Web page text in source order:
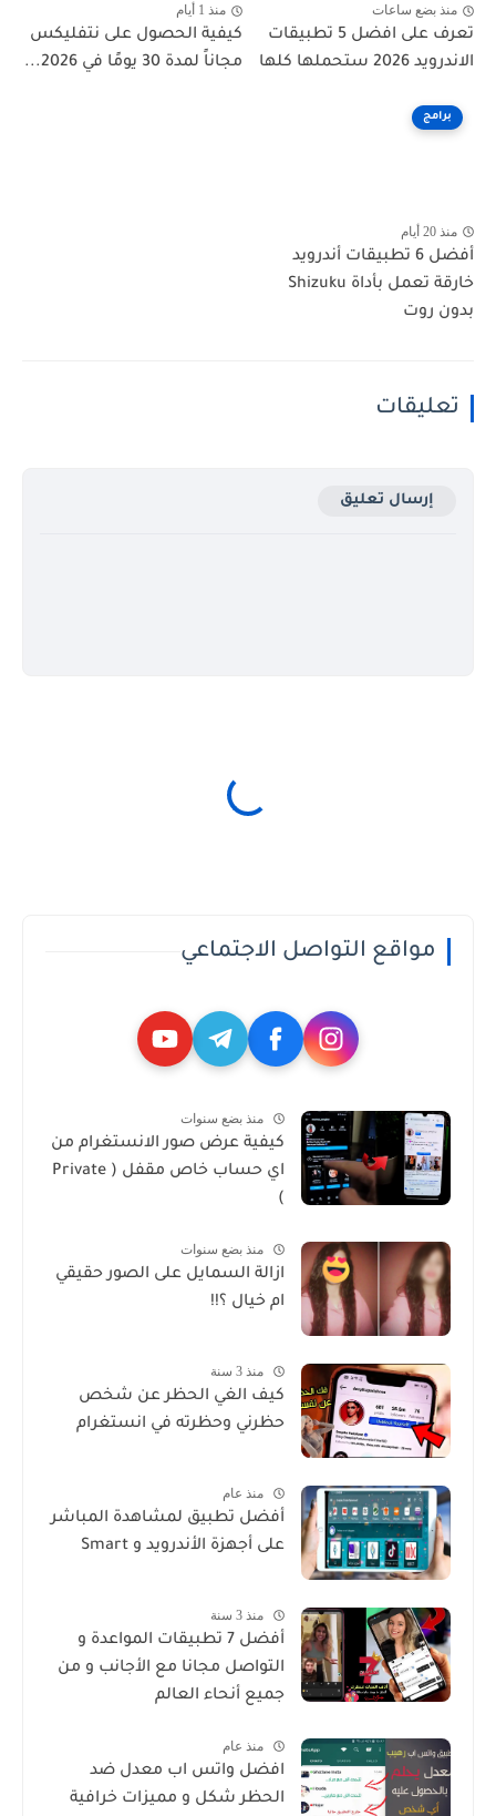
منذ بضع ساعات
تعرف على افضل 5 تطبيقات
الاندرويد 2026 ستحملها كلها
منذ 1 أيام
كيفية الحصول على نتفليكس
مجاناً لمدة 30 يومًا في 2026...
برامج
منذ 20 أيام
أفضل 6 تطبيقات أندرويد
خارقة تعمل بأداة Shizuku
بدون روت
تعليقات
إرسال تعليق
مواقع التواصل الاجتماعي
منذ بضع سنوات
كيفية عرض صور الانستغرام من
اي حساب خاص مقفل ( Private
)
منذ بضع سنوات
ازالة السمايل على الصور حقيقي
ام خيال ؟!!
منذ 3 سنة
كيف الغي الحظر عن شخص
حظرني وحظرته في انستغرام
منذ عام
أفضل تطبيق لمشاهدة المباشر
على أجهزة الأندرويد و Smart
منذ 3 سنة
أفضل 7 تطبيقات المواعدة و
التواصل مجانا مع الأجانب و من
جميع أنحاء العالم
منذ عام
افضل واتس اب معدل ضد
الحظر شكل و مميزات خرافية